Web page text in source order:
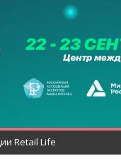
Retail Life